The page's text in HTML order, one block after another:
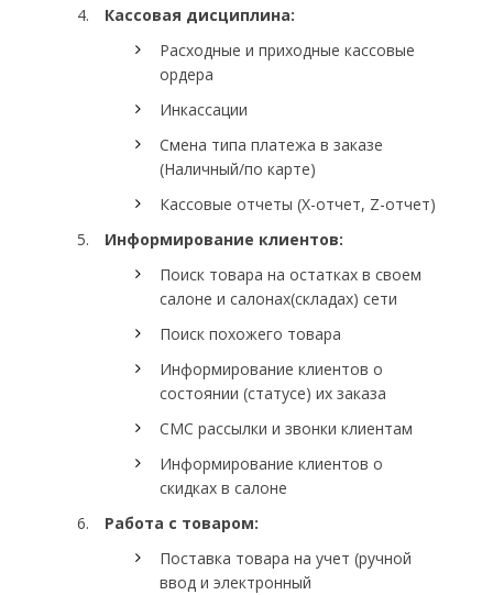
Кассовая дисциплина:
Расходные и приходные кассовые
ордера
Инкассации
Смена типа платежа в заказе
(Наличный/по карте)
Кассовые отчеты (X-отчет, Z-отчет)
Информирование клиентов:
Поиск товара на остатках в своем
салоне и салонах(складах) сети
Поиск похожего товара
Информирование клиентов о
состоянии (статусе) их заказа
СМС рассылки и звонки клиентам
Информирование клиентов о
скидках в салоне
Работа с товаром:
Поставка товара на учет (ручной
ввод и электронный